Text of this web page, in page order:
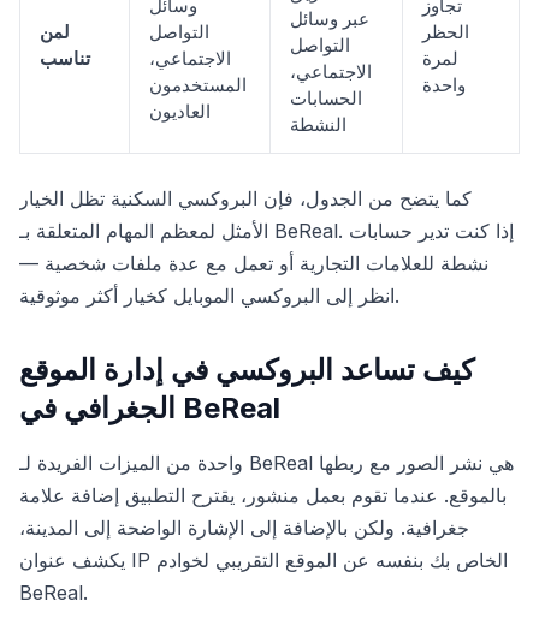
لمن
تناسب
وسائل
التواصل
الاجتماعي،
المستخدمون
العاديون
عبر وسائل
التواصل
الاجتماعي،
الحسابات
النشطة
تجاوز
الحظر
لمرة
واحدة
كما يتضح من الجدول، فإن البروكسي السكنية تظل الخيار
الأمثل لمعظم المهام المتعلقة بـ BeReal. إذا كنت تدير حسابات
نشطة للعلامات التجارية أو تعمل مع عدة ملفات شخصية —
انظر إلى البروكسي الموبايل كخيار أكثر موثوقية.
كيف تساعد البروكسي في إدارة الموقع
الجغرافي في BeReal
واحدة من الميزات الفريدة لـ BeReal هي نشر الصور مع ربطها
بالموقع. عندما تقوم بعمل منشور، يقترح التطبيق إضافة علامة
جغرافية. ولكن بالإضافة إلى الإشارة الواضحة إلى المدينة،
يكشف عنوان IP الخاص بك بنفسه عن الموقع التقريبي لخوادم
BeReal.